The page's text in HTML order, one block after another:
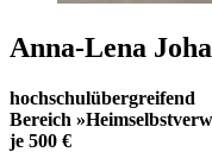
Anna-Lena
hochschulübergreifend
Bereich
je 500 €